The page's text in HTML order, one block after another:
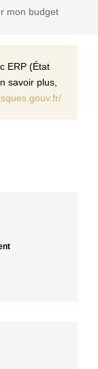
mon budget
ERP (État
savoir plus,